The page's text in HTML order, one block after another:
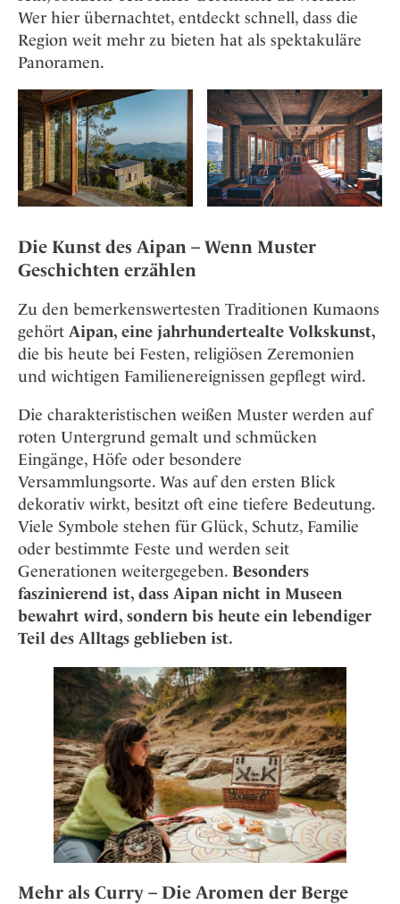
Wer hier übernachtet, entdeckt schnell, dass die
Region weit mehr zu bieten hat als spektakuläre
Panoramen.
Die Kunst des Aipan – Wenn Muster
Geschichten erzählen
Zu den bemerkenswertesten Traditionen Kumaons
gehört Aipan, eine jahrhundertealte Volkskunst,
die bis heute bei Festen, religiösen Zeremonien
und wichtigen Familienereignissen gepflegt wird.
Die charakteristischen weißen Muster werden auf
roten Untergrund gemalt und schmücken
Eingänge, Höfe oder besondere
Versammlungsorte. Was auf den ersten Blick
dekorativ wirkt, besitzt oft eine tiefere Bedeutung.
Viele Symbole stehen für Glück, Schutz, Familie
oder bestimmte Feste und werden seit
Generationen weitergegeben. Besonders
faszinierend ist, dass Aipan nicht in Museen
bewahrt wird, sondern bis heute ein lebendiger
Teil des Alltags geblieben ist.
Mehr als Curry – Die Aromen der Berge